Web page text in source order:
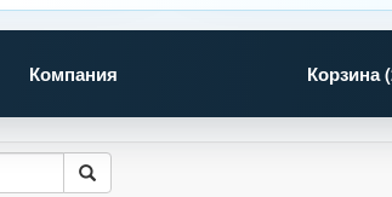
Компания Корзина (